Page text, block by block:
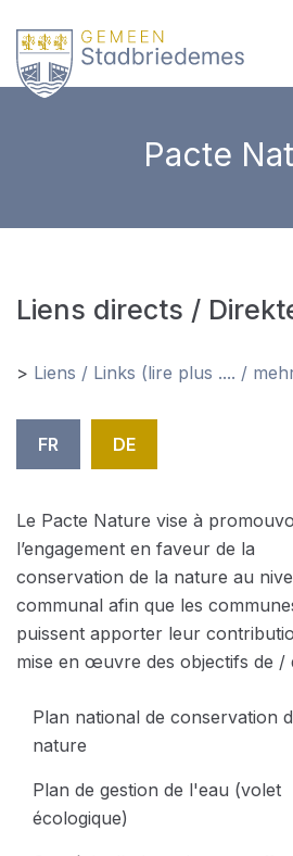
Pacte
Liens directs /
> Liens / Links (lire plus .... /
FR DE
Le Pacte Nature vise à
l’engagement en faveur de la
conservation de la nature au
communal afin que les
puissent apporter leur
mise en œuvre des objectifs de /
Plan national de conservation
nature
Plan de gestion de l'eau (volet
écologique)